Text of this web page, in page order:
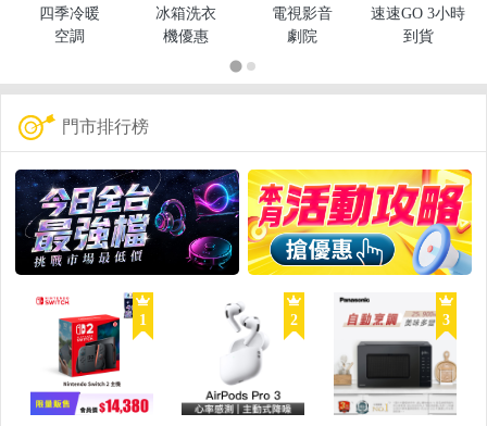
四季冷暖
空調
冰箱洗衣
機優惠
電視影音
劇院
速速GO 3小時
到貨
門市排行榜
1 2 3